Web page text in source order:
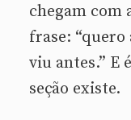
chegam com
frase:
viu antes.” E
seção existe.